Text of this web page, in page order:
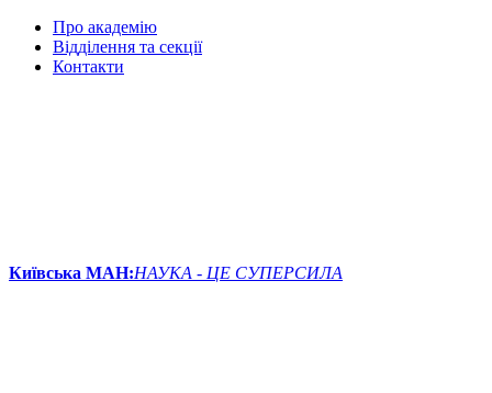
Про академію
Відділення та секції
Контакти
Київська МАН:НАУКА - ЦЕ СУПЕРСИЛА